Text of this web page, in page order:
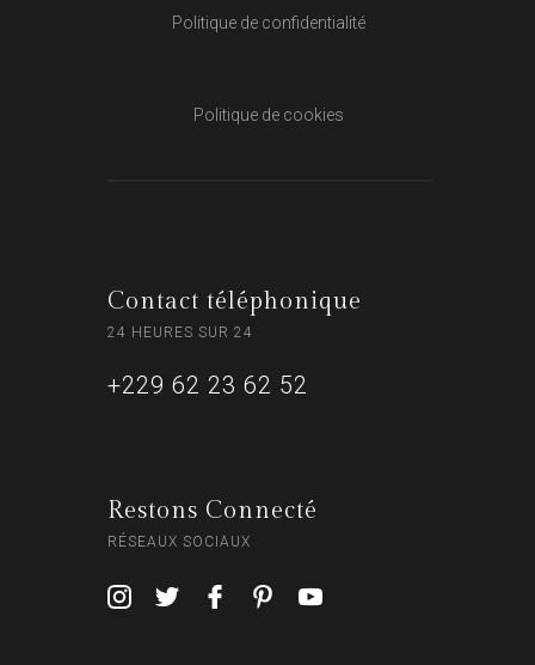
Politique de confidentialité
Politique de cookies
Contact téléphonique
24 HEURES SUR 24
+229 62 23 62 52
Restons Connecté
RÉSEAUX SOCIAUX